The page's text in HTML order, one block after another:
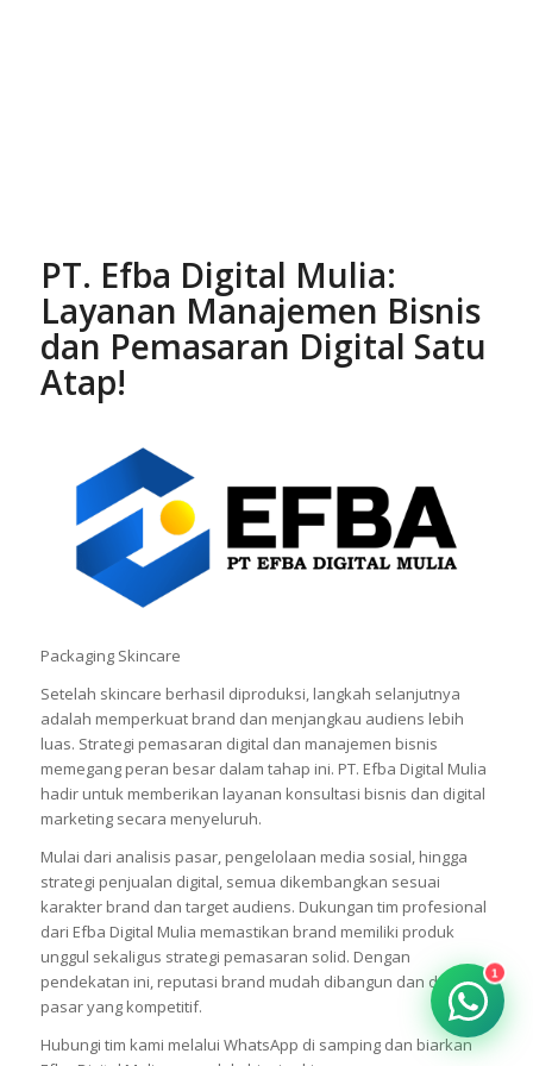
PT. Efba Digital Mulia:
Layanan Manajemen Bisnis
dan Pemasaran Digital Satu
Atap!
Packaging Skincare
Setelah skincare berhasil diproduksi, langkah selanjutnya
adalah memperkuat brand dan menjangkau audiens lebih
luas. Strategi pemasaran digital dan manajemen bisnis
memegang peran besar dalam tahap ini. PT. Efba Digital Mulia
hadir untuk memberikan layanan konsultasi bisnis dan digital
marketing secara menyeluruh.
Mulai dari analisis pasar, pengelolaan media sosial, hingga
strategi penjualan digital, semua dikembangkan sesuai
karakter brand dan target audiens. Dukungan tim profesional
dari Efba Digital Mulia memastikan brand memiliki produk
unggul sekaligus strategi pemasaran solid. Dengan
pendekatan ini, reputasi brand mudah dibangun dan dijaga di
pasar yang kompetitif.
Hubungi tim kami melalui WhatsApp di samping dan biarkan
1